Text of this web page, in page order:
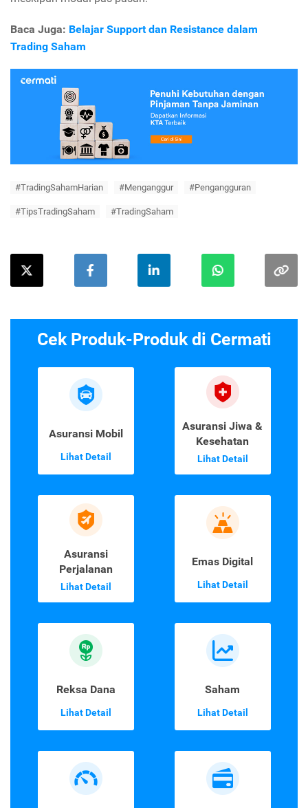
Baca Juga: Belajar Support dan Resistance dalam
Trading Saham
#TradingSahamHarian #Menganggur #Pengangguran
#TipsTradingSaham #TradingSaham
Cek Produk-Produk di Cermati
Asuransi Mobil
Lihat Detail
Asuransi Jiwa &
Kesehatan
Lihat Detail
Asuransi
Perjalanan
Lihat Detail
Emas Digital
Lihat Detail
Reksa Dana
Lihat Detail
Saham
Lihat Detail